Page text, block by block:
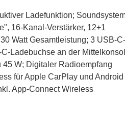
Ladefunktion;
16-Kanal-Verstärker, 12+1
Watt Gesamtleistung; 3 USB-C-
Ladebuchse an der
W; Digitaler Radioempfang
für Apple CarPlay und Android
App-Connect Wireless